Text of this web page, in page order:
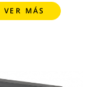
VER MÁS